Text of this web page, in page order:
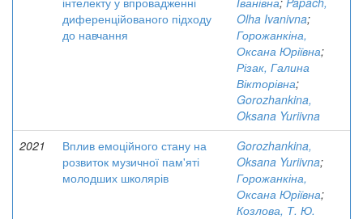
диференційованого підходу
до навчання
Olha Ivanivna;
Горожанкіна,
Оксана Юріївна;
Різак, Галина
Вікторівна;
Gorozhankina,
Oksana Yuriivna
2021
Вплив емоційного стану на
розвиток музичної пам'яті
молодших школярів
Gorozhankina,
Oksana Yuriivna;
Горожанкіна,
Оксана Юріївна;
Козлова, Т. Ю.